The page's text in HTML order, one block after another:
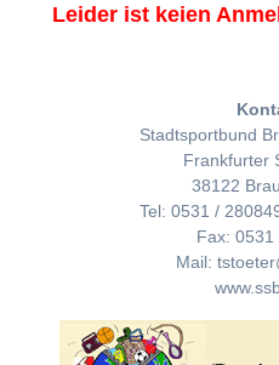
Leider ist keien
Stadtsportbund
Frankfurter
38122
Tel: 0531 /
Fax: 0531
Mail: